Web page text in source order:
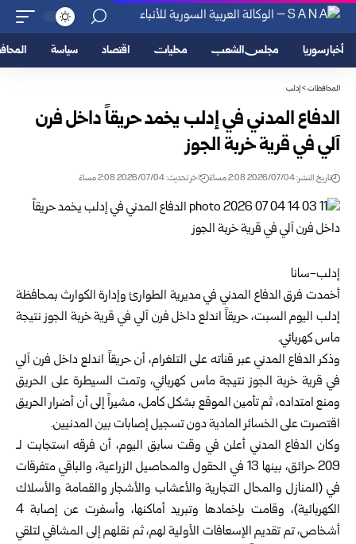
أخبار سوريا مجلس الشعب محليات اقتصاد سياسة
المحافظات>إدلب
الدفاع المدني في إدلب يخمد حريقاً داخل فرن
آلي في قرية خربة الجوز
تاريخ النشر: 2026/07/04 2:08 مساءً اخر تحديث: 2026/07/04 2:08 مساءً
إدلب-سانا
أخمدت فرقالدفاع المدني في مديرية الطوارئ وإدارة الكوارث بمحافظة
إدلب اليوم السبت، حريقاً اندلع داخل فرن آلي في قرية خربة الجوز نتيجة
ماس كهربائي.
وذكر الدفاع المدني عبر قناته على التلغرام، أن حريقاً اندلع داخل فرن آلي
في قرية خربة الجوز نتيجة ماس كهربائي، وتمت السيطرة على الحريق
ومنع امتداده، ثم تأمين الموقع بشكل كامل، مشيراً إلى أن أضرار الحريق
اقتصرت على الخسائر المادية دون تسجيل إصابات بين المدنيين.
وكان الدفاع المدني أعلن في وقت سابق اليوم، أن فرقه استجابت لـ
209 حرائق، بينها 13 في ‏الحقول والمحاصيل الزراعية، والباقي متفرقات
في (المنازل ‏والمحال التجارية والأعشاب والأشجار والقمامة والأسلاك
‏الكهربائية)، وقامت بإخمادها وتبريد أماكنها، وأسفرت عن ‏إصابة 4
أشخاص، تم تقديم الإسعافات الأولية لهم، ثم نقلهم إلى ‏المشافي لتلقي